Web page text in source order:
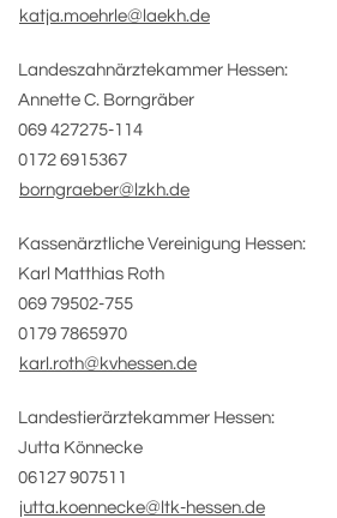
katja.moehrle@laekh.de
Landeszahnärztekammer Hessen:
Annette C. Borngräber
069 427275-114
0172 6915367
borngraeber@lzkh.de
Kassenärztliche Vereinigung Hessen:
Karl Matthias Roth
069 79502-755
0179 7865970
karl.roth@kvhessen.de
Landestierärztekammer Hessen:
Jutta Könnecke
06127 907511
jutta.koennecke@ltk-hessen.de